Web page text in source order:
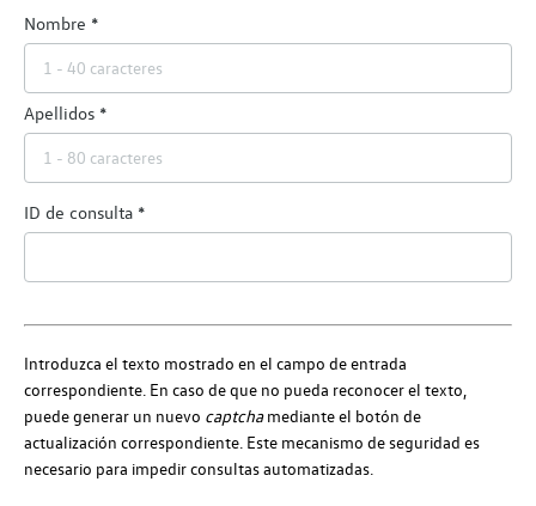
Nombre
Apellidos
ID de consulta
Introduzca el texto mostrado en el campo de entrada
correspondiente. En caso de que no pueda reconocer el texto,
puede generar un nuevo captchamediante el botón de
actualización correspondiente. Este mecanismo de seguridad es
necesario para impedir consultas automatizadas.